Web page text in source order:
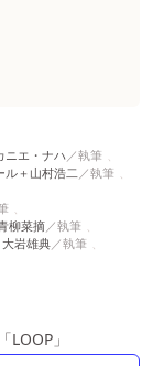
ニエ・ナハ
ル＋山村浩二
柳菜摘
大岩雄典
」